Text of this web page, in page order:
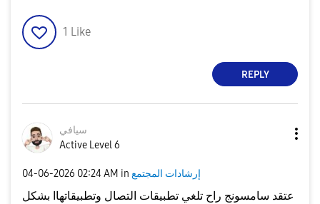
1 Like
REPLY
سيافي
Active Level 6
‎04-06-2026 02:24 AM in إرشادات المجتمع
عتقد سامسونج راح تلغي تطبيقات التصال وتطبيقاتهاا بشكل